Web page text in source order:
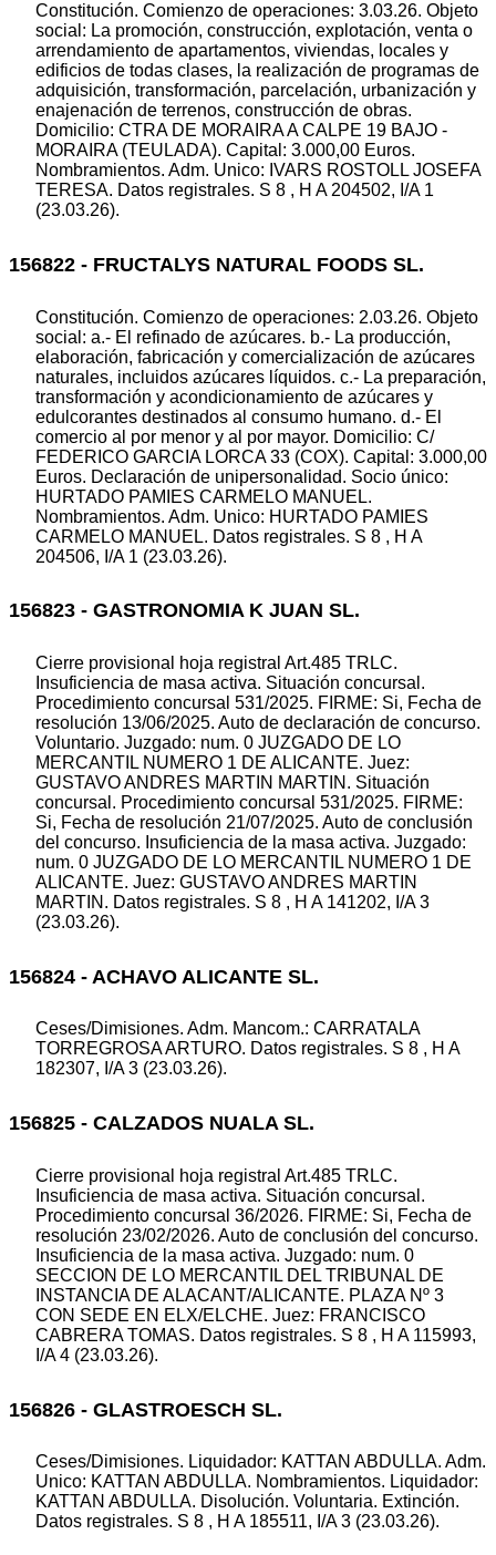
Constitución. Comienzo de operaciones: 3.03.26. Objeto
social: La promoción, construcción, explotación, venta o
arrendamiento de apartamentos, viviendas, locales y
edificios de todas clases, la realización de programas de
adquisición, transformación, parcelación, urbanización y
enajenación de terrenos, construcción de obras.
Domicilio: CTRA DE MORAIRA A CALPE 19 BAJO -
MORAIRA (TEULADA). Capital: 3.000,00 Euros.
Nombramientos. Adm. Unico: IVARS ROSTOLL JOSEFA
TERESA. Datos registrales. S 8 , H A 204502, I/A 1
(23.03.26).
156822 - FRUCTALYS NATURAL FOODS SL.
Constitución. Comienzo de operaciones: 2.03.26. Objeto
social: a.- El refinado de azúcares. b.- La producción,
elaboración, fabricación y comercialización de azúcares
naturales, incluidos azúcares líquidos. c.- La preparación,
transformación y acondicionamiento de azúcares y
edulcorantes destinados al consumo humano. d.- El
comercio al por menor y al por mayor. Domicilio: C/
FEDERICO GARCIA LORCA 33 (COX). Capital: 3.000,00
Euros. Declaración de unipersonalidad. Socio único:
HURTADO PAMIES CARMELO MANUEL.
Nombramientos. Adm. Unico: HURTADO PAMIES
CARMELO MANUEL. Datos registrales. S 8 , H A
204506, I/A 1 (23.03.26).
156823 - GASTRONOMIA K JUAN SL.
Cierre provisional hoja registral Art.485 TRLC.
Insuficiencia de masa activa. Situación concursal.
Procedimiento concursal 531/2025. FIRME: Si, Fecha de
resolución 13/06/2025. Auto de declaración de concurso.
Voluntario. Juzgado: num. 0 JUZGADO DE LO
MERCANTIL NUMERO 1 DE ALICANTE. Juez:
GUSTAVO ANDRES MARTIN MARTIN. Situación
concursal. Procedimiento concursal 531/2025. FIRME:
Si, Fecha de resolución 21/07/2025. Auto de conclusión
del concurso. Insuficiencia de la masa activa. Juzgado:
num. 0 JUZGADO DE LO MERCANTIL NUMERO 1 DE
ALICANTE. Juez: GUSTAVO ANDRES MARTIN
MARTIN. Datos registrales. S 8 , H A 141202, I/A 3
(23.03.26).
156824 - ACHAVO ALICANTE SL.
Ceses/Dimisiones. Adm. Mancom.: CARRATALA
TORREGROSA ARTURO. Datos registrales. S 8 , H A
182307, I/A 3 (23.03.26).
156825 - CALZADOS NUALA SL.
Cierre provisional hoja registral Art.485 TRLC.
Insuficiencia de masa activa. Situación concursal.
Procedimiento concursal 36/2026. FIRME: Si, Fecha de
resolución 23/02/2026. Auto de conclusión del concurso.
Insuficiencia de la masa activa. Juzgado: num. 0
SECCION DE LO MERCANTIL DEL TRIBUNAL DE
INSTANCIA DE ALACANT/ALICANTE. PLAZA Nº 3
CON SEDE EN ELX/ELCHE. Juez: FRANCISCO
CABRERA TOMAS. Datos registrales. S 8 , H A 115993,
I/A 4 (23.03.26).
156826 - GLASTROESCH SL.
Ceses/Dimisiones. Liquidador: KATTAN ABDULLA. Adm.
Unico: KATTAN ABDULLA. Nombramientos. Liquidador:
KATTAN ABDULLA. Disolución. Voluntaria. Extinción.
Datos registrales. S 8 , H A 185511, I/A 3 (23.03.26).